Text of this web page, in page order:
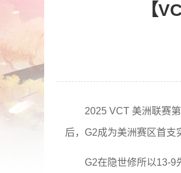
【
2025 VCT 美洲联赛
后，G2成为美洲赛区首支
G2在隐世修所以13-9